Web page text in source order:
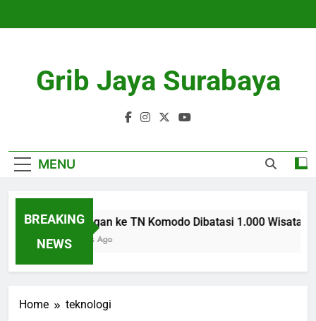
Grib Jaya Surabaya
MENU
BREAKING
NEWS
Kunjungan ke TN Komodo Dibatasi 1.000
4 Months Ago
Home teknologi